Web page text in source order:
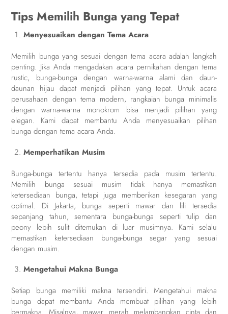
Tips Memilih Bunga yang Tepat
Menyesuaikan dengan Tema Acara
Memilih bunga yang sesuai dengan tema acara adalah langkah
penting. Jika Anda mengadakan acara pernikahan dengan tema
rustic, bunga-bunga dengan warna-warna alami dan daun-
daunan hijau dapat menjadi pilihan yang tepat. Untuk acara
perusahaan dengan tema modern, rangkaian bunga minimalis
dengan warna-warna monokrom bisa menjadi pilihan yang
elegan. Kami dapat membantu Anda menyesuaikan pilihan
bunga dengan tema acara Anda.
Memperhatikan Musim
Bunga-bunga tertentu hanya tersedia pada musim tertentu.
Memilih bunga sesuai musim tidak hanya memastikan
ketersediaan bunga, tetapi juga memberikan kesegaran yang
optimal. Di Jakarta, bunga seperti mawar dan lili tersedia
sepanjang tahun, sementara bunga-bunga seperti tulip dan
peony lebih sulit ditemukan di luar musimnya. Kami selalu
memastikan ketersediaan bunga-bunga segar yang sesuai
dengan musim.
Mengetahui Makna Bunga
Setiap bunga memiliki makna tersendiri. Mengetahui makna
bunga dapat membantu Anda membuat pilihan yang lebih